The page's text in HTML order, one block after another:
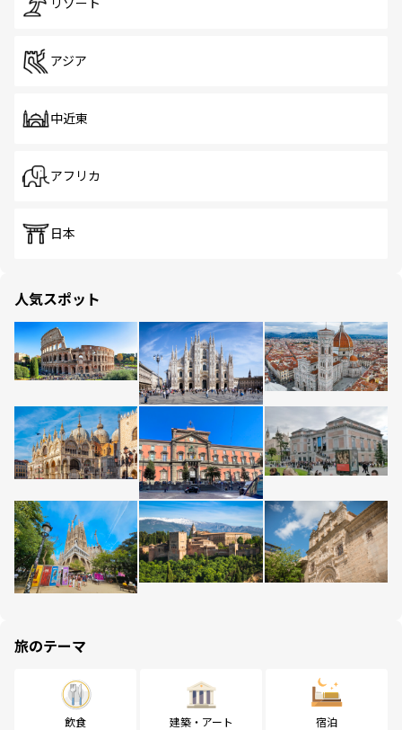
リゾート
アジア
中近東
アフリカ
日本
人気スポット
旅のテーマ
飲食 建築・アート 宿泊